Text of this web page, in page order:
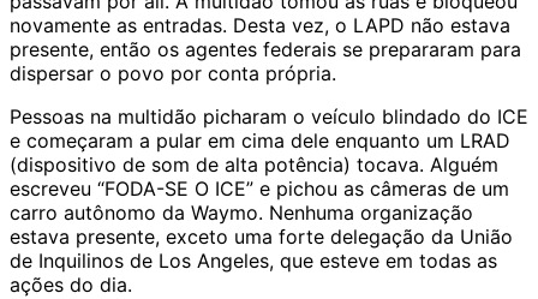
novamente as entradas. Desta vez, o LAPD não estava
presente, então os agentes federais se prepararam para
dispersar o povo por conta própria.
Pessoas na multidão picharam o veículo blindado do ICE
e começaram a pular em cima dele enquanto um LRAD
(dispositivo de som de alta potência) tocava. Alguém
escreveu “FODA-SE O ICE” e pichou as câmeras de um
carro autônomo da Waymo. Nenhuma organização
estava presente, exceto uma forte delegação da União
de Inquilinos de Los Angeles, que esteve em todas as
ações do dia.